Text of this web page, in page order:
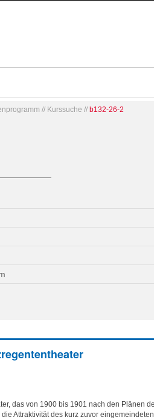
// Kurssuche // b132-26-2
das von 1900 bis 1901 nach den Plänen
Attraktivität des kurz zuvor